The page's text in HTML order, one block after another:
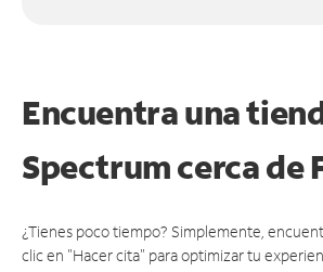
Encuentra una
Spectrumcerca de
¿Tienes poco tiempo? Simplemente,
clic en "Hacer cita" para optimizar tu